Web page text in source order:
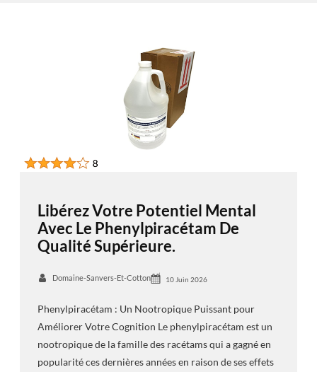
Libérez Votre Potentiel Mental
Avec Le Phenylpiracétam De
Qualité Supérieure.
Domaine-Sanvers-Et-Cotton 10 Juin 2026
Phenylpiracétam : Un Nootropique Puissant pour
Améliorer Votre Cognition Le phenylpiracétam est un
nootropique de la famille des racétams qui a gagné en
popularité ces dernières années en raison de ses effets